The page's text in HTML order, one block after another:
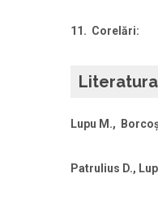
11. Corelări:
Lupu M.,
Patrulius D.,